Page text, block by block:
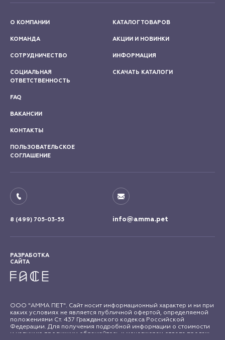
О КОМПАНИИ
КОМАНДА
СОТРУДНИЧЕСТВО
СОЦИАЛЬНАЯ
ОТВЕТСТВЕННОСТЬ
КАТАЛОГ ТОВАРОВ
АКЦИИ И НОВИНКИ
ИНФОРМАЦИЯ
СКАЧАТЬ КАТАЛОГИ
FAQ
ВАКАНСИИ
КОНТАКТЫ
ПОЛЬЗОВАТЕЛЬСКОЕ
СОГЛАШЕНИЕ
8 (499) 705-03-55 info@amma.pet
РАЗРАБОТКА
САЙТА
ООО "АММА ПЕТ". Сайт носит информационный характер и ни при
каких условиях не является публичной офертой, определяемой
положениями Ст. 437 Гражданского кодекса Российской
Федерации. Для получения подробной информации о стоимости
и наличию продукции обращайтесь к менеджерам отдела продаж